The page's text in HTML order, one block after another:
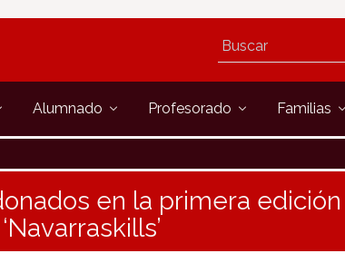
Alumnado Profesorado Familias
en la primera